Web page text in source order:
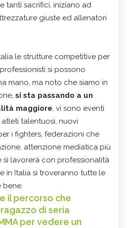
tanti sacrifici, iniziano ad
giuste ed allenatori
le strutture competitive per
si possono
mano, ma noto che siamo in
si sta passando a un
maggiore, vi sono eventi
talentuosi, nuovi
i fighters, federazioni che
attenzione mediatica più
si lavorerà con professionalità
in Italia si troveranno tutte le
bene.
il percorso che
di seria
per vedere un